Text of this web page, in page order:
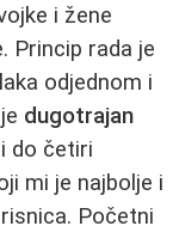
i žene
Princip rada je
odjednom i
dugotrajan
do četiri
mi je najbolje i
Početni